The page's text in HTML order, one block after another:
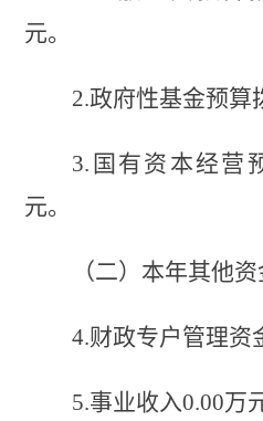
元。
2.政府性基金预算
3.国有资本经营
元。
（二） 本年其他资
4.财政专户管理资
5.事业收入0.00万